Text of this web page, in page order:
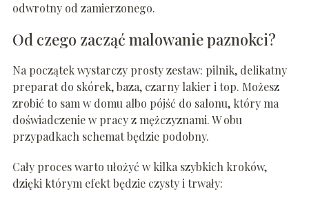
odwrotny od zamierzonego.
Od czego zacząć malowanie paznokci?
Na początek wystarczy prosty zestaw: pilnik, delikatny
preparat do skórek, baza, czarny lakier i top. Możesz
zrobić to sam w domu albo pójść do salonu, który ma
doświadczenie w pracy z mężczyznami. W obu
przypadkach schemat będzie podobny.
Cały proces warto ułożyć w kilka szybkich kroków,
dzięki którym efekt będzie czysty i trwały: